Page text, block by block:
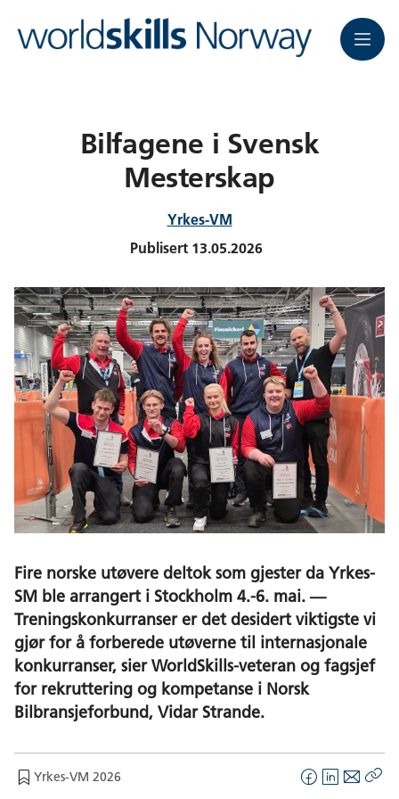
Meny
Bilfagene i Svensk
Mesterskap
Yrkes-VM
Publisert 13.05.2026
Fire norske utøvere deltok som gjester da Yrkes-
SM ble arrangert i Stockholm 4.-6. mai. —
Treningskonkurranser er det desidert viktigste vi
gjør for å forberede utøverne til internasjonale
konkurranser, sier WorldSkills-veteran og fagsjef
for rekruttering og kompetanse i Norsk
Bilbransjeforbund, Vidar Strande.
Yrkes-VM 2026
F
L
E